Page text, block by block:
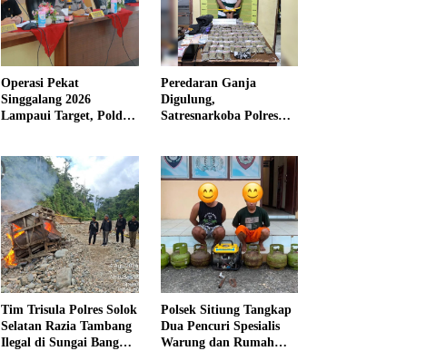
Operasi Pekat
Singgalang 2026
Lampaui Target, Polda
Kriminal
Peredaran Ganja
Digulung,
Satresnarkoba Polres
Siap Edar di Tanah
Datar
Tim Trisula Polres Solok
Selatan Razia Tambang
Ilegal di Sungai Bangko,
Polsek Sitiung Tangkap
Dua Pencuri Spesialis
Warung dan Rumah